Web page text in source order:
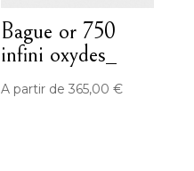
Bague or 750
infini oxydes_
A partir de365,00€